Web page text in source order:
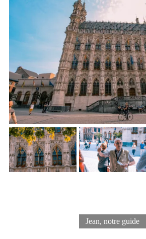
Jean, notre guide